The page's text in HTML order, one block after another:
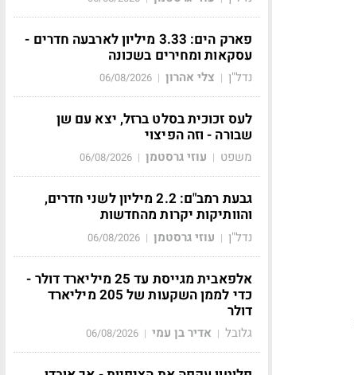
פארק הים: 3.33 מיליון לארבעה חדרים -
עסקאות ומחירים בשכונה
נדל"ן | צלי אהרון |
06/08/2026
לעס זכוכית בסלט ברזל, יצא עם שן
שבורה - וזה הפיצוי
משפט | עוזי גרסטמן |
06/08/2026
גבעת רמב"ם: 2.2 מיליון לשני חדרים,
והוותיקות יקרות מהחדשות
נדל"ן | עוזי גרסטמן |
06/08/2026
אלפאבית מגייסת עד 25 מיליארד דולר -
כדי לממן השקעות של 205 מיליארד
דולר
גלובל | אדיר בן עמי |
06/08/2026